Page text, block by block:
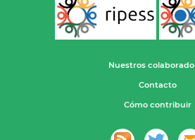
Nuestros
Contacto
Cómo contribuir